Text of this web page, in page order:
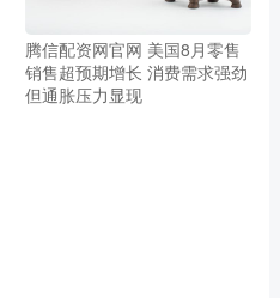
腾信配资网官网 美国8月零售
销售超预期增长 消费需求强劲
但通胀压力显现